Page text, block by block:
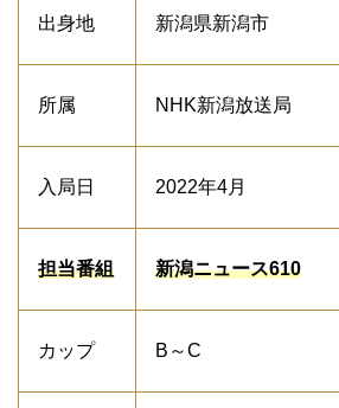
出身地 新潟県新潟市
所属 NHK新潟放送局
入局日 2022年4月
担当番組 新潟ニュース610
カップ B～C